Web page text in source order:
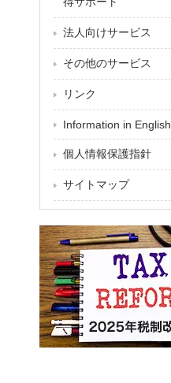
法人向けサービス
その他のサービス
リンク
Information in English
個人情報保護指針
サイトマップ